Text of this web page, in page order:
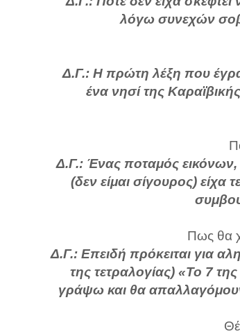
λόγω συνεχών
Δ.Γ.: Η πρώτη λέξη που
ένα νησί της
Δ.Γ.: Ένας ποταμός
(δεν είμαι σίγουρος) είχα
Πως θα
Δ.Γ.: Επειδή πρόκειται για
της τετραλογίας) «Το 7
γράψω και θα